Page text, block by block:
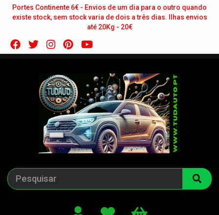
Portes Continente 6€ - Envios de um dia para o outro quando
existe stock, sem stock varia de dois a três dias. Ilhas envios
até 20Kg - 20€